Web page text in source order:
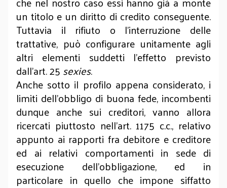
un titolo e un diritto di credito conseguente.
Tuttavia il rifiuto o l’interruzione delle
trattative, può configurare unitamente agli
altri elementi suddetti l’effetto previsto
dall’art. 25sexies.
Anche sotto il profilo appena considerato, i
limiti dell’obbligo di buona fede, incombenti
dunque anche sui creditori, vanno allora
ricercati piuttosto nell’art. 1175 c.c., relativo
appunto ai rapporti fra debitore e creditore
ed ai relativi comportamenti in sede di
esecuzione dell’obbligazione, ed in
particolare in quello che impone siffatto